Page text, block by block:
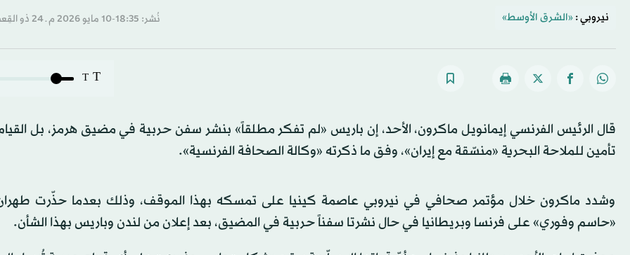
نيروبي : «الشرق الأوسط» نُشر: 18:35-10 مايو 2026 م ـ 24 ذو القِعدة 1447 هـ
T
T
قال الرئيس الفرنسي إيمانويل ماكرون، الأحد، إن باريس «لم تفكر مطلقاً» بنشر سفن حربية في مضيق هرمز، بل
تأمين للملاحة البحرية «منسّقة مع إيران»، وفق ما ذكرته «وكالة الصحافة الفرنسية».
وشدد ماكرون خلال مؤتمر صحافي في نيروبي عاصمة كينيا على تمسكه بهذا الموقف، وذلك بعدما حذّرت
«حاسم وفوري» على فرنسا وبريطانيا في حال نشرتا سفناً حربية في المضيق، بعد إعلان من لندن وباريس بهذا الشأن.